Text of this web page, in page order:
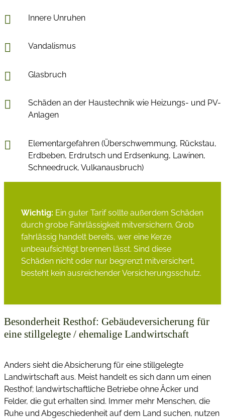
Innere Unruhen
Vandalismus
Glasbruch
Schäden an der Haustechnik wie Heizungs- und PV-
Anlagen
Elementargefahren (Überschwemmung, Rückstau,
Erdbeben, Erdrutsch und Erdsenkung, Lawinen,
Schneedruck, Vulkanausbruch)
Wichtig: Ein guter Tarif sollte außerdem Schäden
durch grobe Fahrlässigkeit mitversichern. Grob
fahrlässig handelt bereits, wer eine Kerze
unbeaufsichtigt brennen lässt. Sind diese
Schäden nicht oder nur begrenzt mitversichert,
besteht kein ausreichender Versicherungsschutz.
Besonderheit Resthof: Gebäudeversicherung für
eine stillgelegte / ehemalige Landwirtschaft
Anders sieht die Absicherung für eine stillgelegte
Landwirtschaft aus. Meist handelt es sich dann um einen
Resthof; landwirtschaftliche Betriebe ohne Äcker und
Felder, die gut erhalten sind. Immer mehr Menschen, die
Ruhe und Abgeschiedenheit auf dem Land suchen, nutzen